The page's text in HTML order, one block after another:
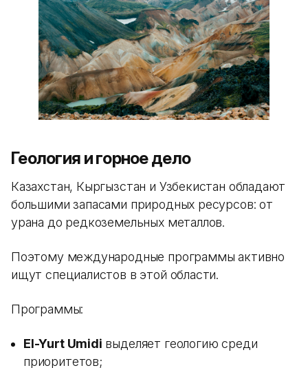
Геология и горное дело
Казахстан, Кыргызстан и Узбекистан обладают
большими запасами природных ресурсов: от
урана до редкоземельных металлов.
Поэтому международные программы активно
ищут специалистов в этой области.
Программы:
El-Yurt Umidi выделяет геологию среди
приоритетов;